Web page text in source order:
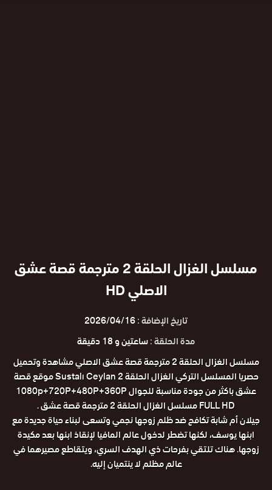
مسلسل الغزال الحلقة 2 مترجمة قصة عشق
الاصلي HD
تاريخ الإضافة :2026/04/16
مدة الحلقة :ساعتين و 18 دقيقة
مسلسل الغزال الحلقة 2 مترجمة قصة عشق الاصلي مشاهدة وتحميل
حصريا المسلسل التركي الغزال الحلقة 2 Sustalı Ceylan موقع قصة
عشق باكثر من جودة مناسبة للجوال 1080p+720P+480P+360P
FULL HD مسلسل الغزال الحلقة 2 مترجمة قصة عشق .
جيلان أم شابة تكافح ضد ظلم زوجها نجمي وتسعى لبناء حياة جديدة مع
ابنها يوسف، لكنها تضطر لدخول عالم المافيا لإنقاذ ابنها بعد مكيدة
زوجها. هناك تلتقي بفرحات ذي الهدف السري، ويتقاطع مصيرهما في
عالم مظلم لا ينتميان إليه.